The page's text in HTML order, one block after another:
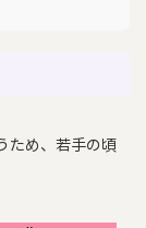
ため、若手の頃